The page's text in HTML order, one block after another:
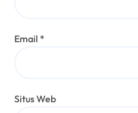
Email *
Situs Web